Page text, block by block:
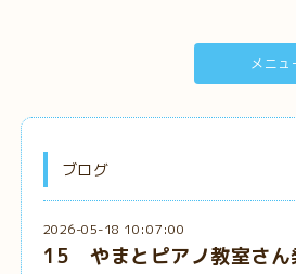
メニュ
ブログ
2026-05-18 10:07:00
15 やまとピアノ教室さん